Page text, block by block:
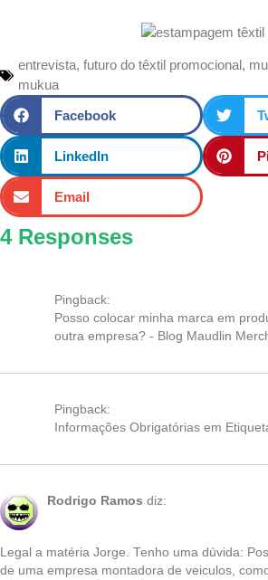
entrevista, futuro do têxtil promocional,
mukua
Facebook
LinkedIn
Email
4 Responses
Pingback:
Posso colocar minha marca em
outra empresa? - Blog Maudlin
Pingback:
Informações Obrigatórias em
Rodrigo Ramos diz:
Legal a matéria Jorge. Tenho uma dúvida:
de uma empresa montadora de veiculos,